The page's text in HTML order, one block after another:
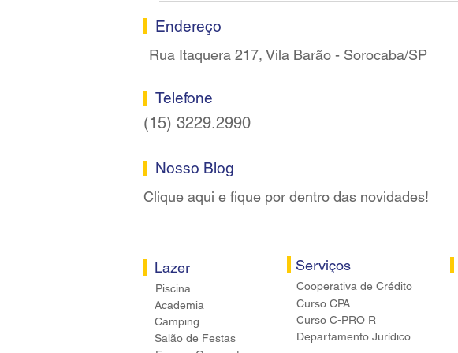
Endereço
Rua Itaquera 217, Vila Barão - Sorocaba/SP
Telefone
(15) 3229.2990
Nosso Blog
Clique aqui e fique por dentro das novidades!
Lazer
Piscina
Academia
Camping
Salão de Festas
Serviços
Cooperativa de Crédito
Curso CPA
Curso C-PRO R
Departamento Jurídico